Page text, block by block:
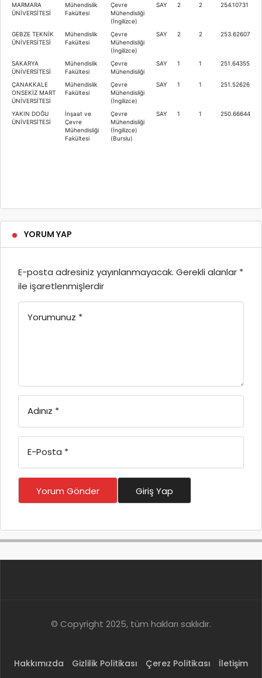
MARMARA
ÜNİVERSİTESİ
Mühendislik
Fakültesi
Çevre
Mühendisliği
(İngilizce)
SAY 2 2 254.10731
GEBZE TEKNİK
ÜNİVERSİTESİ
Mühendislik
Fakültesi
Çevre
Mühendisliği
(İngilizce)
SAY 2 2 253.62607
SAKARYA
ÜNİVERSİTESİ
Mühendislik
Fakültesi
Çevre
Mühendisliği
SAY 1 1 251.64355
ÇANAKKALE
ONSEKİZ MART
ÜNİVERSİTESİ
Mühendislik
Fakültesi
Çevre
Mühendisliği
(İngilizce)
SAY 1 1 251.52626
YAKIN DOĞU
ÜNİVERSİTESİ
İnşaat ve
Çevre
Mühendisliği
Fakültesi
Çevre
Mühendisliği
(İngilizce)
(Burslu)
SAY 1 1 250.66644
YORUM YAP
E-posta adresiniz yayınlanmayacak. Gerekli alanlar *
ile işaretlenmişlerdir
Yorumunuz *
Adınız *
E-Posta *
Yorum Gönder Giriş Yap
© Copyright 2025, tüm hakları saklıdır.
Hakkımızda Gizlilik Politikası Çerez Politikası İletişim